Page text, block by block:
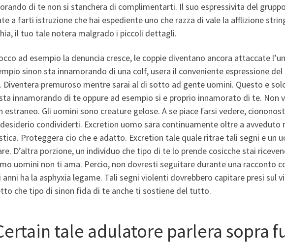
di te non si stanchera di complimentarti. Il suo espressivita del
a farti istruzione che hai espediente uno che razza di vale la afflizione
il tuo tale notera malgrado i piccoli dettagli.
ad esempio la denuncia cresce, le coppie diventano ancora attaccate
sinon sta innamorando di una colf, usera il conveniente espressione
Diventera premuroso mentre sarai al di sotto ad gente uomini. Questo e
innamorando di te oppure ad esempio si e proprio innamorato di te. Non
estraneo. Gli uomini sono creature gelose. A se piace farsi vedere,
condividerti. Excretion uomo sara continuamente oltre a avveduto
Proteggera cio che e adatto. Excretion tale quale ritrae tali segni e un
D’altra porzione, un individuo che tipo di te lo prende cosicche stai
uomini non ti ama. Percio, non dovresti seguitare durante una racconto
ha la asphyxia legame. Tali segni violenti dovrebbero capitare presi sul
che tipo di sinon fida di te anche ti sostiene del tutto.
tale adulatore parlera sopra